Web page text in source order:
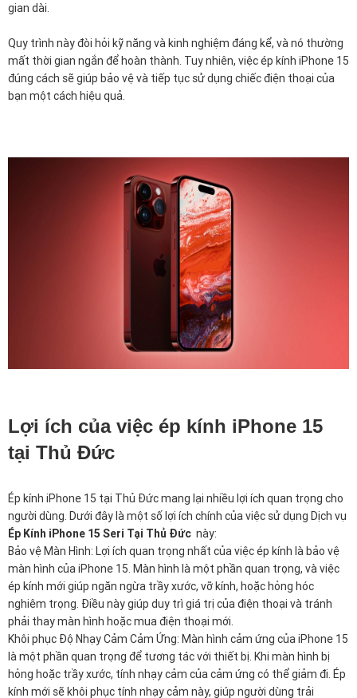
gian dài.
Quy trình này đòi hỏi kỹ năng và kinh nghiệm đáng kể, và nó thường
mất thời gian ngắn để hoàn thành. Tuy nhiên, việc ép kính iPhone 15
đúng cách sẽ giúp bảo vệ và tiếp tục sử dụng chiếc điện thoại của
bạn một cách hiệu quả.
Lợi ích của việc ép kính iPhone 15
tại Thủ Đức
Ép kính iPhone 15 tại Thủ Đức mang lại nhiều lợi ích quan trọng cho
người dùng. Dưới đây là một số lợi ích chính của việc sử dụng Dịch vụ
Ép Kính iPhone 15 Seri Tại Thủ Đức này:
Bảo vệ Màn Hình: Lợi ích quan trọng nhất của việc ép kính là bảo vệ
màn hình của iPhone 15. Màn hình là một phần quan trọng, và việc
ép kính mới giúp ngăn ngừa trầy xước, vỡ kính, hoặc hỏng hóc
nghiêm trọng. Điều này giúp duy trì giá trị của điện thoại và tránh
phải thay màn hình hoặc mua điện thoại mới.
Khôi phục Độ Nhạy Cảm Cảm Ứng: Màn hình cảm ứng của iPhone 15
là một phần quan trọng để tương tác với thiết bị. Khi màn hình bị
hỏng hoặc trầy xước, tính nhạy cảm của cảm ứng có thể giảm đi. Ép
kính mới sẽ khôi phục tính nhạy cảm này, giúp người dùng trải